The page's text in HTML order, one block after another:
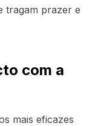
tragam prazer e
com a
mais eficazes